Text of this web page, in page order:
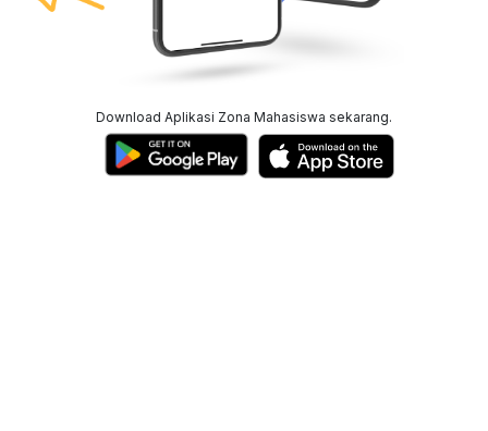
Download Aplikasi Zona Mahasiswa sekarang.